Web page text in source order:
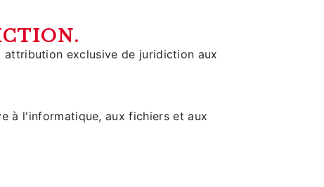
exclusive de juridiction aux
à l'informatique, aux fichiers et aux